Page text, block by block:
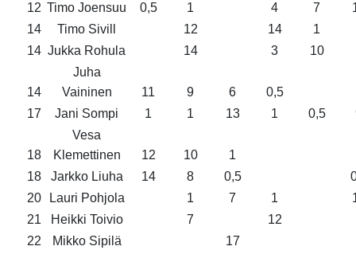
12 Timo Joensuu 0,5 1 4 7
14
Timo Sivill 12 14
1
14 Jukka Rohula 14 3 10
14
Juha
Vaininen
11 9 6
0,5
17
Jani Sompi 1 1 13 1 0,5
18
Vesa
Klemettinen
12 10
1
18
Jarkko Liuha 14 8 0,5
20
Lauri Pohjola 1 7 1
21
Heikki Toivio 7
12
22
Mikko Sipilä 17